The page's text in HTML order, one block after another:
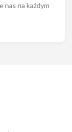
nas na każdym